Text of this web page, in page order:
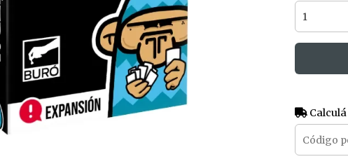
Calculá